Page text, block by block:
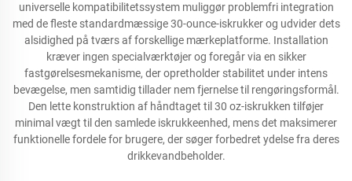
universelle kompatibilitetssystem muliggør problemfri integration
med de fleste standardmæssige 30-ounce-iskrukker og udvider dets
alsidighed på tværs af forskellige mærkeplatforme. Installation
kræver ingen specialværktøjer og foregår via en sikker
fastgørelsesmekanisme, der opretholder stabilitet under intens
bevægelse, men samtidig tillader nem fjernelse til rengøringsformål.
Den lette konstruktion af håndtaget til 30 oz-iskrukken tilføjer
minimal vægt til den samlede iskrukkeenhed, mens det maksimerer
funktionelle fordele for brugere, der søger forbedret ydelse fra deres
drikkevandbeholder.